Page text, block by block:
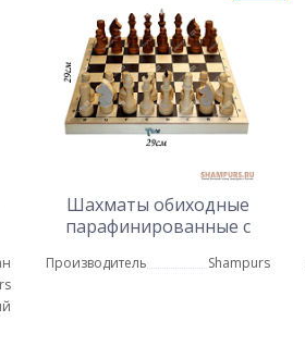
Шахматы обиходные
парафинированные с
Производитель Shampurs